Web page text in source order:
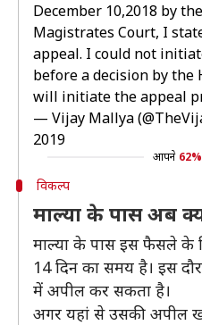
December 10,2018 by
Magistrates Court, I
appeal. I could not
before a decision by the
will initiate the appeal
— Vijay Mallya
2019
आपने 62%
विकल्प
माल्या के पास अब
माल्या के पास इस फैसले के
14 दिन का समय है। इस
में अपील कर सकता है।
अगर यहां से उसकी अपील